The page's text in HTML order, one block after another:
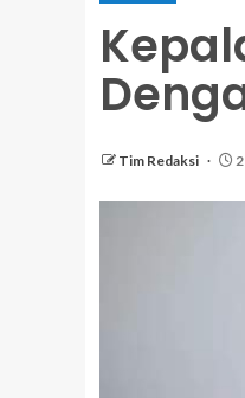
Tim Redaksi